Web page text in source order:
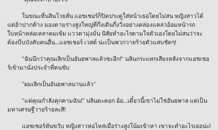
ในขณะที่นลินโวยลั่น แอชเชอร์ก็ปิดประตูใส่หน้าเธอโดยไม่สน หญิงสาวได้
แต่อ้าปากค้าง มองตามร่างสูงใหญ่ที่กึ่งเดินกึ่งวิ่งอย่างคล่องแคล่วอ้อมหน้ารถ
ใบหน้าหล่อเหลาคมเข้ม แววตามุ่งมั่น นิสัยทำอะไรตามใจตัวเองโดยไม่สนว่าจะ
ต้องบีบบังคับคนอื่น...แอชเชอร์ เวสต์ น่ะเป็นพวกวายร้ายตัวแสบชัดๆ!
“ฉันนึกว่าคุณเลิกเป็นอันธพาลแล้วซะอีก!” นลินกระแทกเสียงหลังจากแอชเชอ
ร์เข้ามานั่งประจำที่คนขับ
“ผมเลิกเป็นอันธพาลนานแล้ว”
“แต่คุณกำลังคุกคามฉัน!” นลินตะคอก อ้อ...เดี๋ยวนี้เขาไม่ใช่อันธพาล แต่เป็น
มหาเศรษฐีวายร้ายละสิ!
แอชเชอร์หันขวับ หญิงสาวห่อไหล่เมื่อร่างสูงโน้มเข้าหา เขาจะทำอะไรเธอน่ะ!